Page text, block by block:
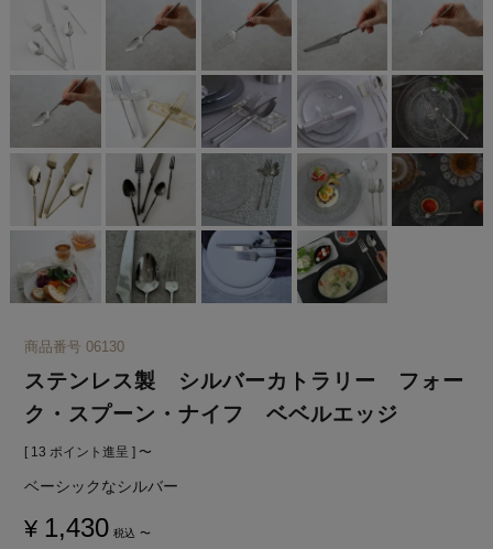
商品番号 06130
ステンレス製 シルバーカトラリー フォー
ク・スプーン・ナイフ ベベルエッジ
[ 13 ポイント進呈 ] 〜
ベーシックなシルバー
¥ 1,430 税込 〜